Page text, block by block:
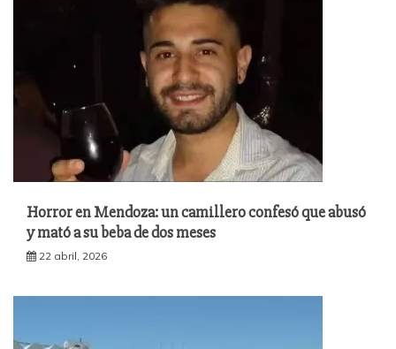
Horror en Mendoza: un camillero confesó que abusó
y mató a su beba de dos meses
22 abril, 2026